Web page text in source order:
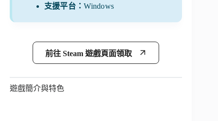
支援平台：Windows
前往 Steam 遊戲頁面領取
遊戲簡介與特色